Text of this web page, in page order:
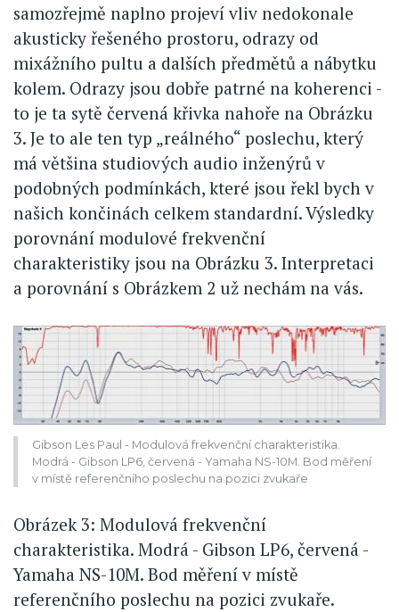
samozřejmě naplno projeví vliv nedokonale
akusticky řešeného prostoru, odrazy od
mixážního pultu a dalších předmětů a nábytku
kolem. Odrazy jsou dobře patrné na koherenci -
to je ta sytě červená křivka nahoře na Obrázku
3. Je to ale ten typ „reálného“ poslechu, který
má většina studiových audio inženýrů v
podobných podmínkách, které jsou řekl bych v
našich končinách celkem standardní. Výsledky
porovnání modulové frekvenční
charakteristiky jsou na Obrázku 3. Interpretaci
a porovnání s Obrázkem 2 už nechám na vás.
Gibson Les Paul - Modulová frekvenční charakteristika.
Modrá - Gibson LP6, červená - Yamaha NS-10M. Bod měření
v místě referenčního poslechu na pozici zvukaře
Obrázek 3: Modulová frekvenční
charakteristika. Modrá - Gibson LP6, červená -
Yamaha NS-10M. Bod měření v místě
referenčního poslechu na pozici zvukaře.